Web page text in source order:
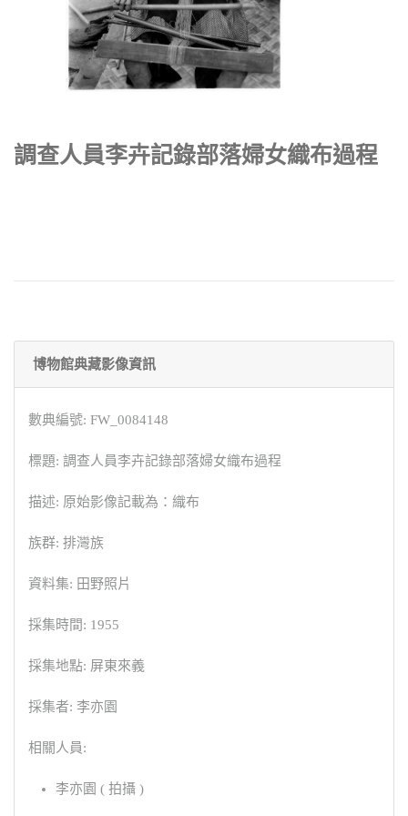
調查人員李卉記錄部落婦女織布過程
博物館典藏影像資訊
數典編號: FW_0084148
標題: 調查人員李卉記錄部落婦女織布過程
描述: 原始影像記載為：織布
族群: 排灣族
資料集: 田野照片
採集時間: 1955
採集地點: 屏東來義
採集者: 李亦園
相關人員:
李亦園 ( 拍攝 )